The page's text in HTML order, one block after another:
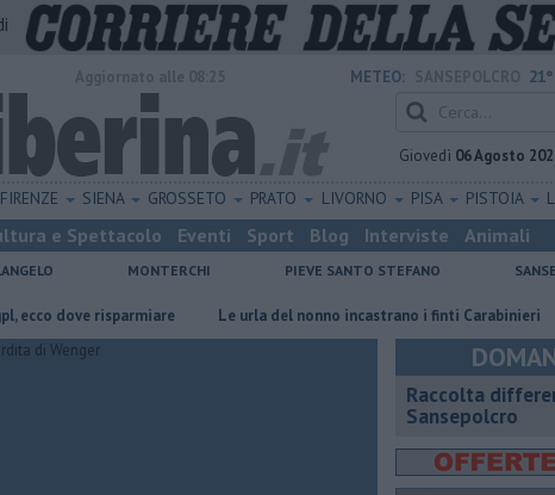
METEO: 21°
Giovedì 06 Agosto
FIRENZE SIENA GROSSETO PRATO LIVORNO PISA PISTOIA
e Spettacolo Eventi Sport Blog Interviste Animali
MONTERCHI PIEVE SANTO STEFANO
risparmiare Le urla del nonno incastrano i finti Carabinieri
Raccolta
Sansepolcro